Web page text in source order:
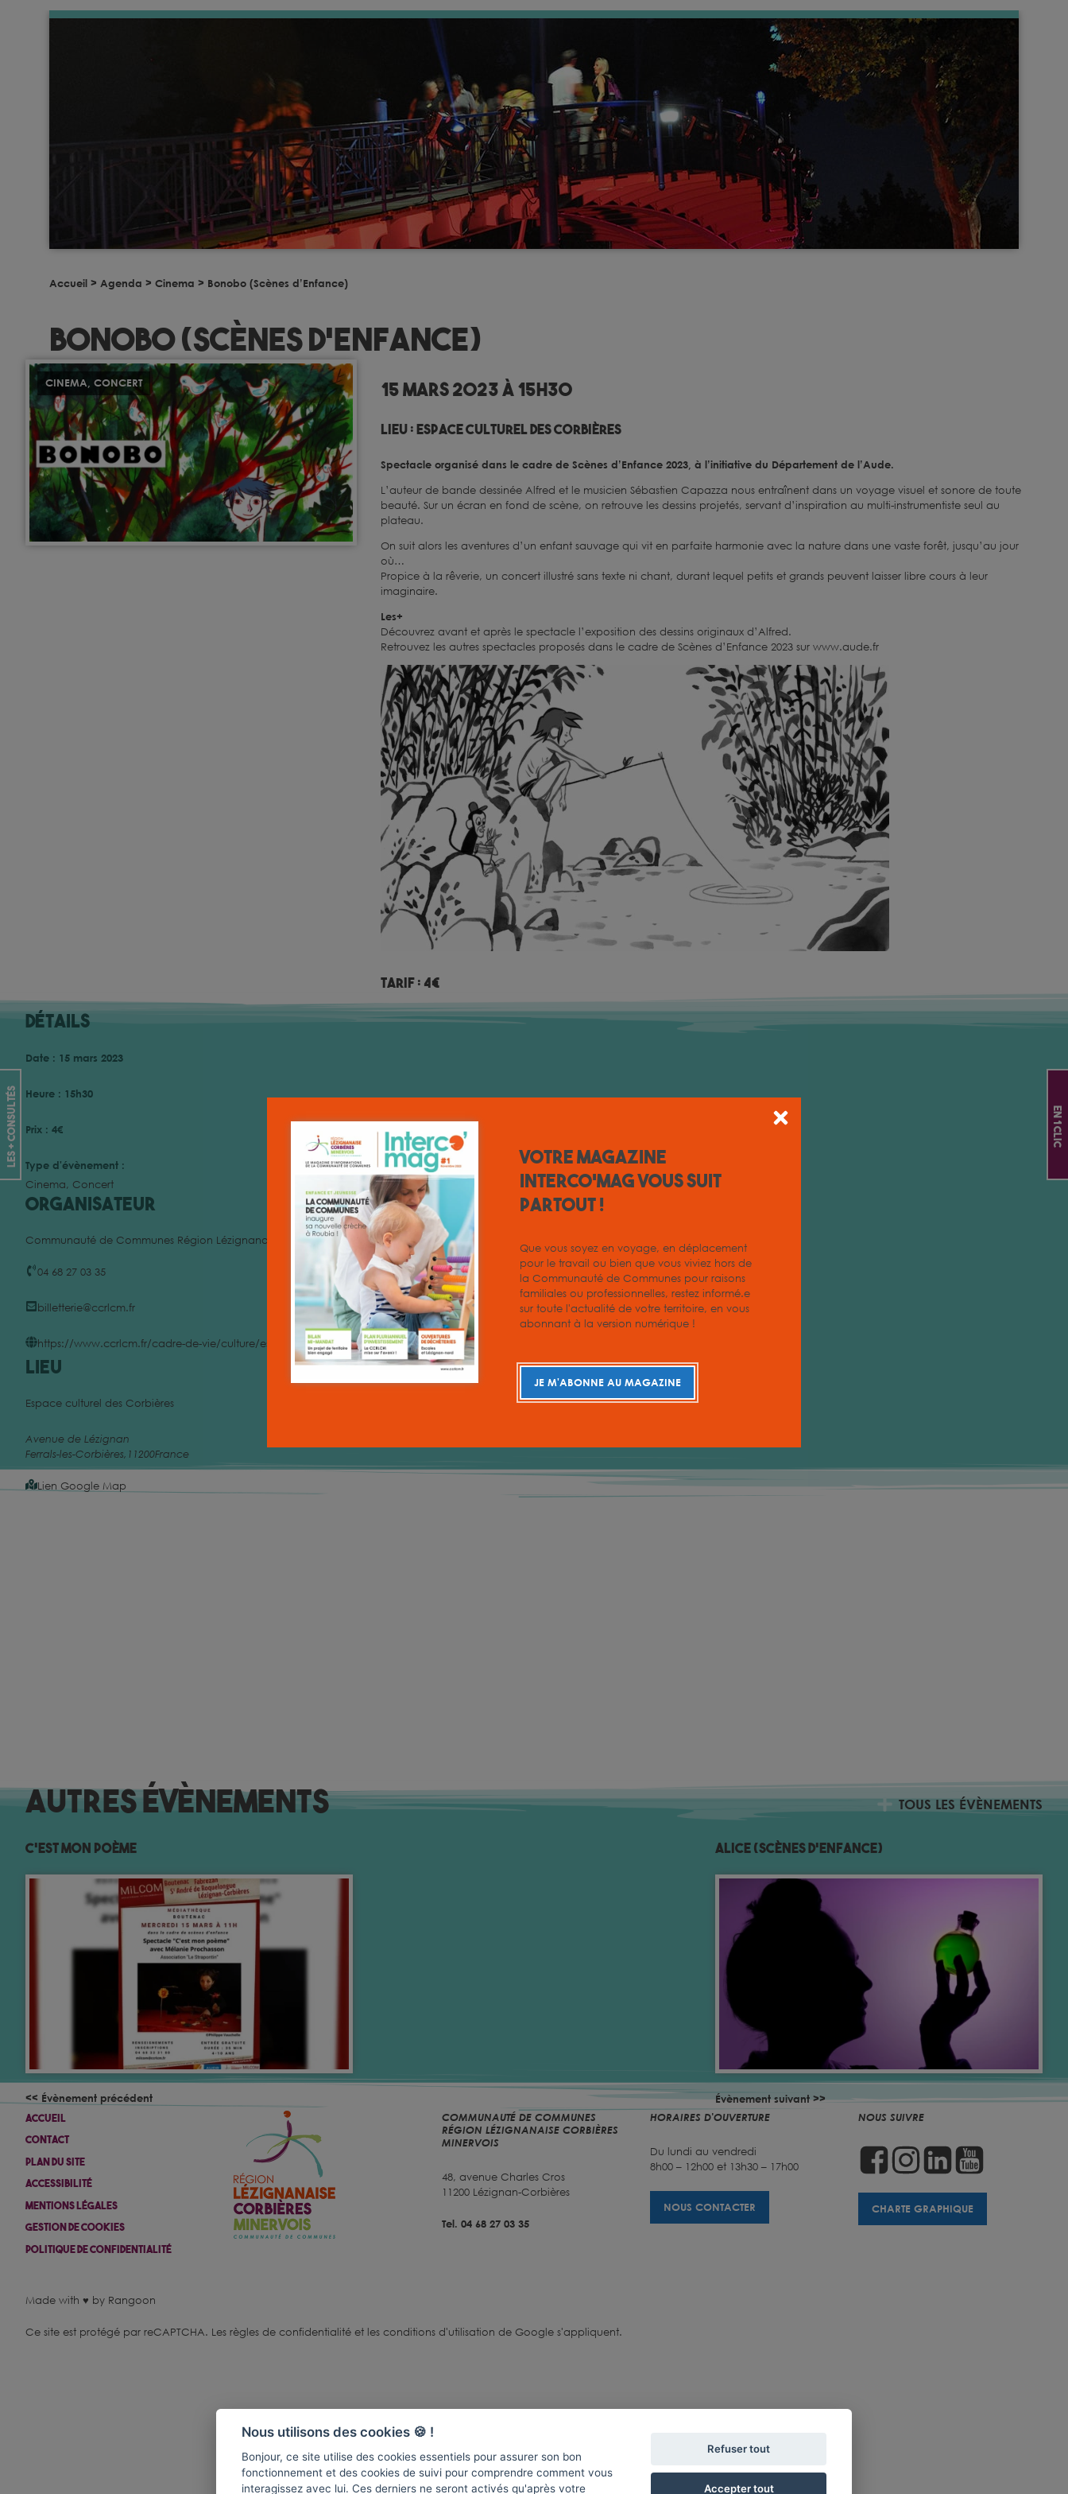
Accueil > Agenda > Cinema > Bonobo (Scènes d’Enfance)
Bonobo (Scènes d’Enfance)
CINEMA, CONCERT 15 mars 2023 à 15h30
Lieu :Espace culturel des Corbières
Spectacle organisé dans le cadre de Scènes d’Enfance 2023, à l’initiative du Département de l’Aude.
L’auteur de bande dessinée Alfred et le musicien Sébastien Capazza nous entraînent dans un voyage visuel et sonore de toute
beauté. Sur un écran en fond de scène, on retrouve les dessins projetés, servant d’inspiration au multi-instrumentiste seul au
plateau.
On suit alors les aventures d’un enfant sauvage qui vit en parfaite harmonie avec la nature dans une vaste forêt, jusqu’au jour
où…
Propice à la rêverie, un concert illustré sans texte ni chant, durant lequel petits et grands peuvent laisser libre cours à leur
imaginaire.
Les+
Découvrez avant et après le spectacle l’exposition des dessins originaux d’Alfred.
Retrouvez les autres spectacles proposés dans le cadre de Scènes d’Enfance 2023 sur www.aude.fr
Tarif : 4€
Détails
Date : 15 mars 2023
Heure : 15h30
Prix : 4€
Type d'évènement :
Cinema, Concert
Organisateur
Communauté de Communes Région Lézignanaise, Corbières et Minervois
04 68 27 03 35
billetterie@ccrlcm.fr
https://www.ccrlcm.fr/cadre-de-vie/culture/espace-culturel-des-corbieres
Lieu
Espace culturel des Corbières
Avenue de Lézignan
Ferrals-les-Corbières, 11200France
Lien Google Map
Autres évènements TOUS LES ÉVÈNEMENTS
C’est mon Poème
<< Évènement précédent
Alice (Scènes d’Enfance)
Évènement suivant >>
Accueil
Contact
Plan Du Site
Accessibilité
Mentions Légales
Gestion De Cookies
Politique De Confidentialité
COMMUNAUTÉ DE COMMUNES
RÉGION LÉZIGNANAISE CORBIÈRES
MINERVOIS
48, avenue Charles Cros
11200 Lézignan-Corbières
Tel. 04 68 27 03 35
HORAIRES D'OUVERTURE
Du lundi au vendredi
8h00 – 12h00 et 13h30 – 17h00
NOUS CONTACTER
NOUS SUIVRE
CHARTE GRAPHIQUE
Made with ♥ by Rangoon
Ce site est protégé par reCAPTCHA. Les règles de confidentialité et les conditions d'utilisation de Google s'appliquent.
les + consultés En 1 clic
Votre magazine
INTERCO'MAG vous suit
partout !
Que vous soyez en voyage, en déplacement
pour le travail ou bien que vous viviez hors de
la Communauté de Communes pour raisons
familiales ou professionnelles, restez informé.e
sur toute l'actualité de votre territoire, en vous
abonnant à la version numérique !
JE M'ABONNE AU MAGAZINE
Nous utilisons des cookies 🍪 !
Bonjour, ce site utilise des cookies essentiels pour assurer son bon
fonctionnement et des cookies de suivi pour comprendre comment vous
interagissez avec lui. Ces derniers ne seront activés qu'après votre
Refuser tout
Accepter tout